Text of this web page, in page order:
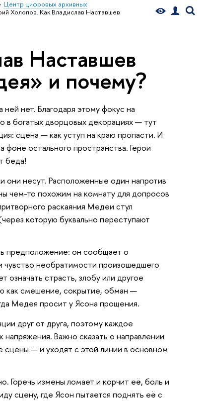
Центр цифровых архивных
Холопов. Как Владислав Наставшев
Наставшев
и почему?
нет. Благодаря этому фокус на
в богатых дворцовых декорациях — тут
сцена — как уступ на краю пропасти. И
фоне остального пространства. Герои
беда!
они несут. Расположенные один напротив
чем-то похожим на комнату для допросов
раскаяния Медеи стул
которую буквально переступают
предположение: он сообщает о
необратимости произошедшего
страсть, злобу или другое
как смешение, сокрытие, обман —
Медея просит у Ясона прощения.
друг от друга, поэтому каждое
Важно сказать о направлении
сцены — и уходят с этой линии в основном
Горечь измены ломает и корчит её, боль и
сцену, где Ясон пытается поднять её с